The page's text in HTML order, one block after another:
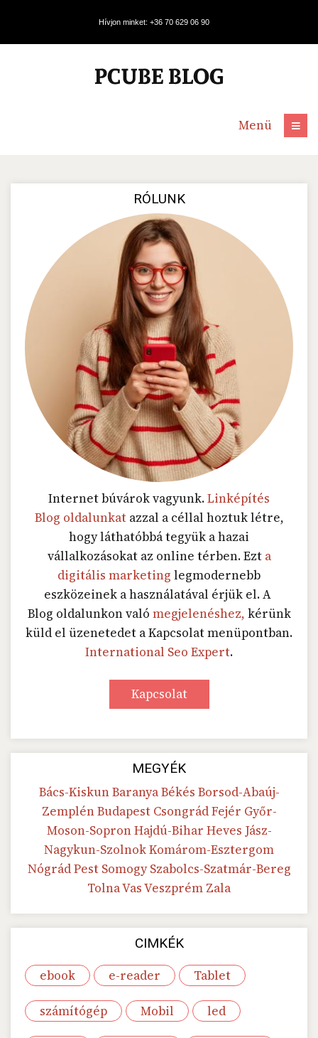
Hívjon minket: +36 70 629 06 90
Menü
RÓLUNK
Internet búvárok vagyunk.Linképítés
Blog oldalunkatazzal a céllal hoztuk létre,
hogy láthatóbbá tegyük a hazai
vállalkozásokat az online térben. Ezt a
digitális marketing legmodernebb
eszközeinek a használatával érjük el. A
Blog oldalunkon való megjelenéshez, kérünk
küld el üzenetedet a Kapcsolat menüpontban.
International Seo Expert.
Kapcsolat
MEGYÉK
Bács-KiskunBaranyaBékés Borsod-Abaúj-
ZemplénBudapest CsongrádFejér Győr-
Moson-SopronHajdú-Bihar Heves Jász-
Nagykun-SzolnokKomárom-Esztergom
NógrádPest SomogySzabolcs-Szatmár-Bereg
TolnaVasVeszprém Zala
CIMKÉK
ebook e-reader Tablet
számítógép Mobil led